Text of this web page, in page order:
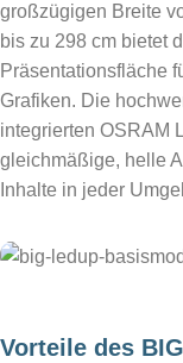
großzügigen Breite
bis zu 298 cm bietet
Präsentationsfläche
Grafiken. Die
integrierten OSRAM
gleichmäßige, helle
Inhalte in jeder
Vorteile des